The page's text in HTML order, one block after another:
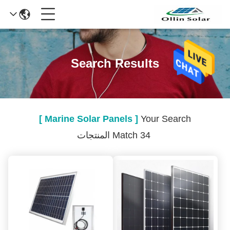
Search Results
Your Search
[ Marine Solar Panels ]